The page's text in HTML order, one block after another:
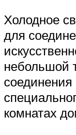
Холодное
для
небольшой
комнатах